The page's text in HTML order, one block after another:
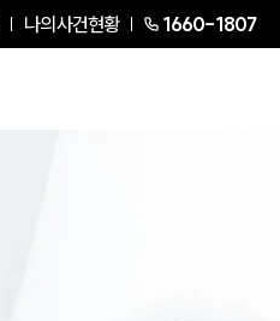
나의사건현황 1660-1807